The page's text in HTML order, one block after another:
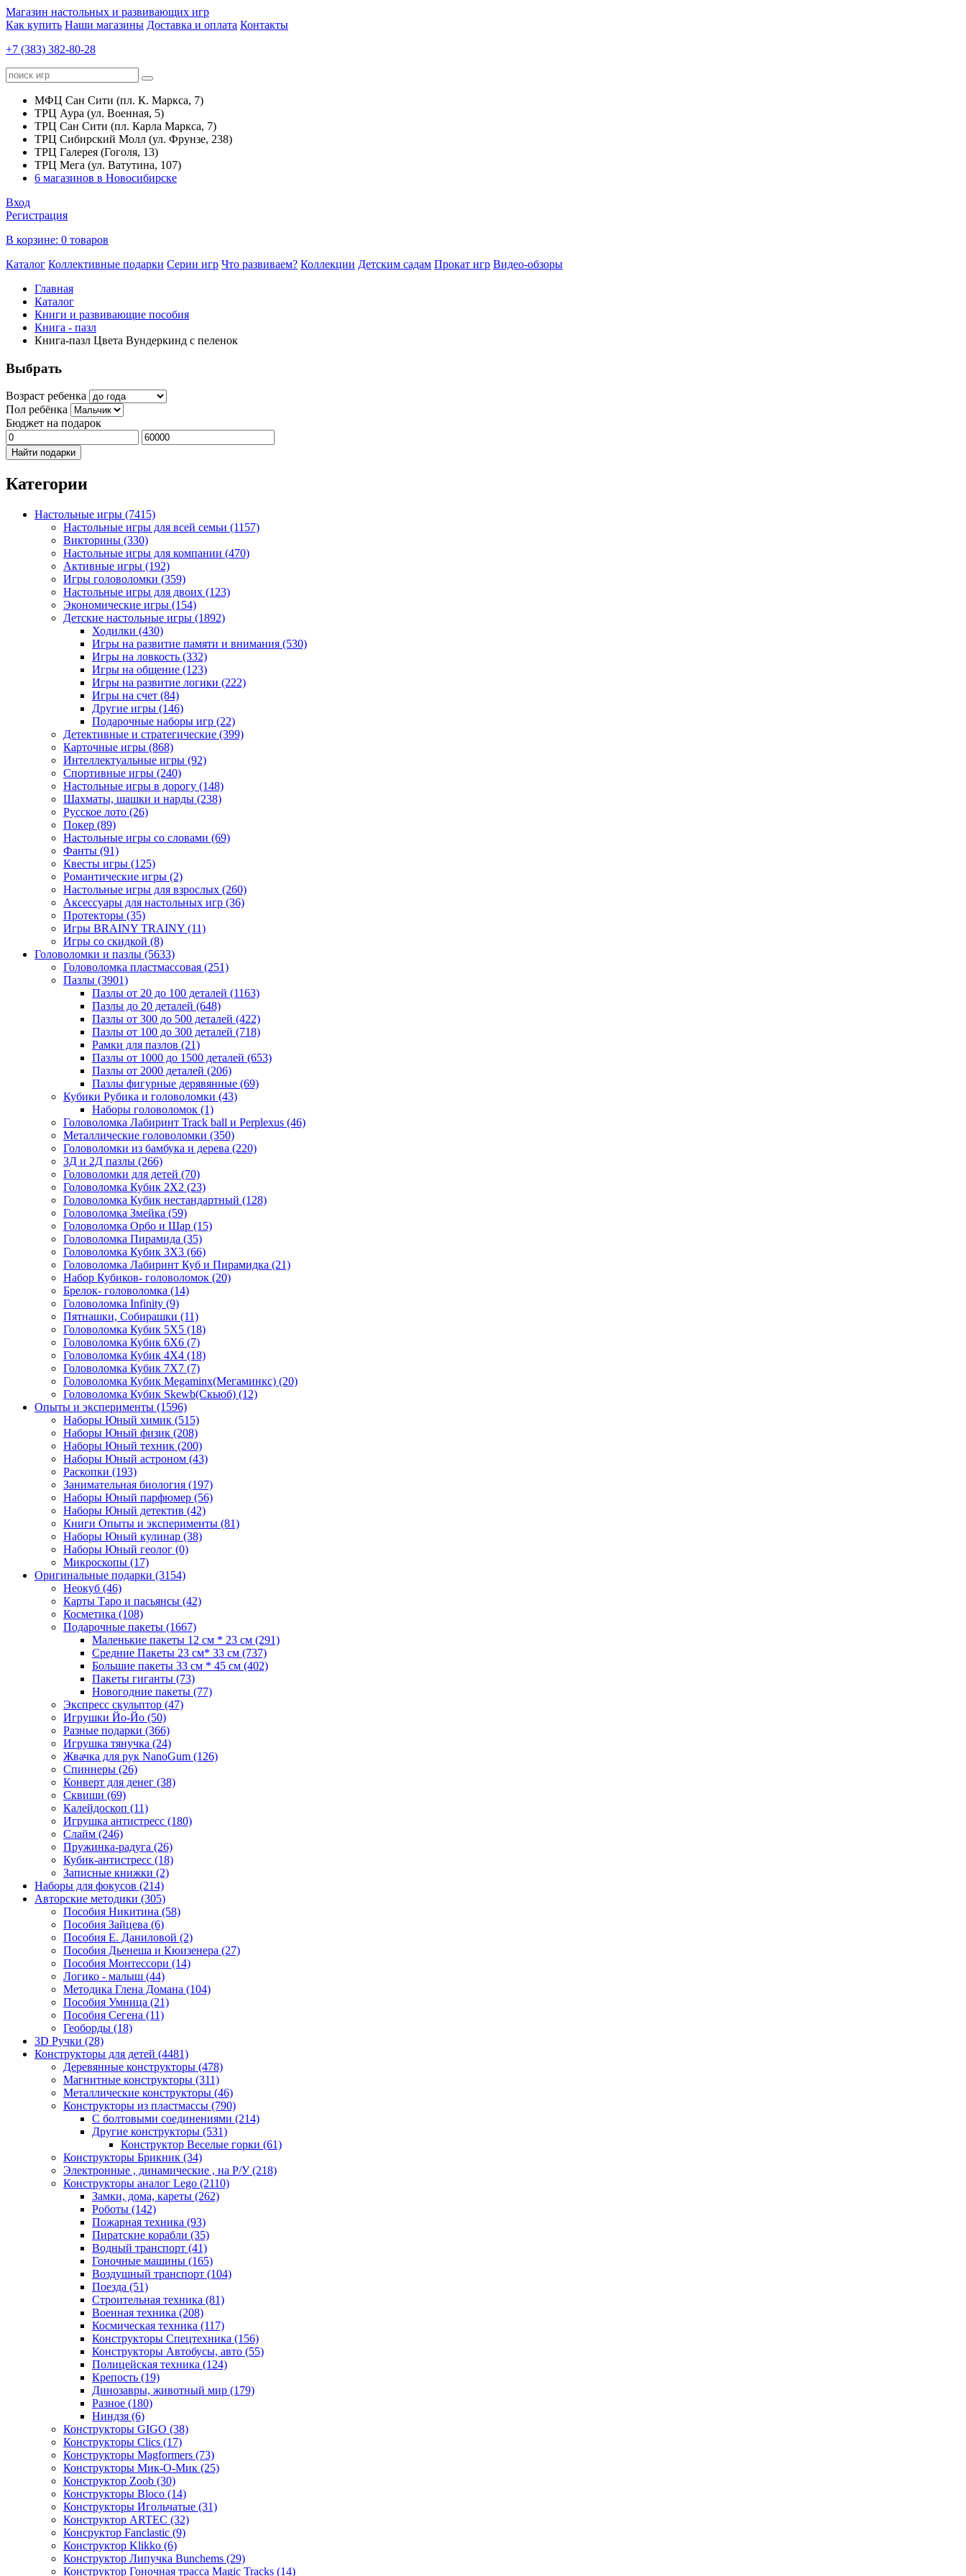
Магазин настольных и развивающих игр
Как купить Наши магазины Доставка и оплата Контакты
+7 (383) 382-80-28
МФЦ Сан Сити (пл. К. Маркса, 7)
ТРЦ Аура (ул. Военная, 5)
ТРЦ Сан Сити (пл. Карла Маркса, 7)
ТРЦ Сибирский Молл (ул. Фрунзе, 238)
ТРЦ Галерея (Гоголя, 13)
ТРЦ Мега (ул. Ватутина, 107)
6 магазинов в Новосибирске
Вход
Регистрация
В корзине: 0 товаров
Каталог Коллективные подарки Серии игр Что развиваем? Коллекции Детским садам Прокат игр Видео-обзоры
Главная
Каталог
Книги и развивающие пособия
Книга - пазл
Книга-пазл Цвета Вундеркинд с пеленок
Выбрать
Возраст ребенка
Пол ребёнка
Бюджет на подарок
Найти подарки
Категории
Настольные игры (7415)
Настольные игры для всей семьи (1157)
Викторины (330)
Настольные игры для компании (470)
Активные игры (192)
Игры головоломки (359)
Настольные игры для двоих (123)
Экономические игры (154)
Детские настольные игры (1892)
Ходилки (430)
Игры на развитие памяти и внимания (530)
Игры на ловкость (332)
Игры на общение (123)
Игры на развитие логики (222)
Игры на счет (84)
Другие игры (146)
Подарочные наборы игр (22)
Детективные и стратегические (399)
Карточные игры (868)
Интеллектуальные игры (92)
Спортивные игры (240)
Настольные игры в дорогу (148)
Шахматы, шашки и нарды (238)
Русское лото (26)
Покер (89)
Настольные игры со словами (69)
Фанты (91)
Квесты игры (125)
Романтические игры (2)
Настольные игры для взрослых (260)
Аксессуары для настольных игр (36)
Протекторы (35)
Игры BRAINY TRAINY (11)
Игры со скидкой (8)
Головоломки и пазлы (5633)
Головоломка пластмассовая (251)
Пазлы (3901)
Пазлы от 20 до 100 деталей (1163)
Пазлы до 20 деталей (648)
Пазлы от 300 до 500 деталей (422)
Пазлы от 100 до 300 деталей (718)
Рамки для пазлов (21)
Пазлы от 1000 до 1500 деталей (653)
Пазлы от 2000 деталей (206)
Пазлы фигурные дерявянные (69)
Кубики Рубика и головоломки (43)
Наборы головоломок (1)
Головоломка Лабиринт Track ball и Perplexus (46)
Металлические головоломки (350)
Головоломки из бамбука и дерева (220)
3Д и 2Д пазлы (266)
Головоломки для детей (70)
Головоломка Кубик 2Х2 (23)
Головоломка Кубик нестандартный (128)
Головоломка Змейка (59)
Головоломка Орбо и Шар (15)
Головоломка Пирамида (35)
Головоломка Кубик 3Х3 (66)
Головоломка Лабиринт Куб и Пирамидка (21)
Набор Кубиков- головоломок (20)
Брелок- головоломка (14)
Головоломка Infinity (9)
Пятнашки, Собирашки (11)
Головоломка Кубик 5Х5 (18)
Головоломка Кубик 6Х6 (7)
Головоломка Кубик 4Х4 (18)
Головоломка Кубик 7Х7 (7)
Головоломка Кубик Megaminx(Мегаминкс) (20)
Головоломка Кубик Skewb(Скьюб) (12)
Опыты и эксперименты (1596)
Наборы Юный химик (515)
Наборы Юный физик (208)
Наборы Юный техник (200)
Наборы Юный астроном (43)
Раскопки (193)
Занимательная биология (197)
Наборы Юный парфюмер (56)
Наборы Юный детектив (42)
Книги Опыты и эксперименты (81)
Наборы Юный кулинар (38)
Наборы Юный геолог (0)
Микроскопы (17)
Оригинальные подарки (3154)
Неокуб (46)
Карты Таро и пасьянсы (42)
Косметика (108)
Подарочные пакеты (1667)
Маленькие пакеты 12 см * 23 см (291)
Средние Пакеты 23 см* 33 см (737)
Большие пакеты 33 см * 45 см (402)
Пакеты гиганты (73)
Новогодние пакеты (77)
Экспресс скульптор (47)
Игрушки Йо-Йо (50)
Разные подарки (366)
Игрушка тянучка (24)
Жвачка для рук NanoGum (126)
Спиннеры (26)
Конверт для денег (38)
Сквиши (69)
Калейдоскоп (11)
Игрушка антистресс (180)
Слайм (246)
Пружинка-радуга (26)
Кубик-антистресс (18)
Записные книжки (2)
Наборы для фокусов (214)
Авторские методики (305)
Пособия Никитина (58)
Пособия Зайцева (6)
Пособия Е. Даниловой (2)
Пособия Дьенеша и Кюизенера (27)
Пособия Монтессори (14)
Логико - малыш (44)
Методика Глена Домана (104)
Пособия Умница (21)
Пособия Сегена (11)
Геоборды (18)
3D Ручки (28)
Конструкторы для детей (4481)
Деревянные конструкторы (478)
Магнитные конструкторы (311)
Металлические конструкторы (46)
Конструкторы из пластмассы (790)
С болтовыми соединениями (214)
Другие конструкторы (531)
Конструктор Веселые горки (61)
Конструкторы Брикник (34)
Электронные , динамические , на Р/У(218)
Конструкторы аналог Lego (2110)
Замки, дома, кареты (262)
Роботы (142)
Пожарная техника (93)
Пиратские корабли (35)
Водный транспорт (41)
Гоночные машины (165)
Воздушный транспорт (104)
Поезда (51)
Строительная техника (81)
Военная техника (208)
Космическая техника (117)
Конструкторы Спецтехника (156)
Конструкторы Автобусы, авто (55)
Полицейская техника (124)
Крепость (19)
Динозавры, животный мир (179)
Разное (180)
Ниндзя (6)
Конструкторы GIGO (38)
Конструкторы Clics (17)
Конструкторы Magformers (73)
Конструкторы Мик-О-Мик (25)
Конструктор Zoob (30)
Конструкторы Bloco (14)
Конструкторы Игольчатые (31)
Конструктор ARTEC (32)
Консруктор Fanclastic (9)
Конструктор Klikko (6)
Конструктор Липучка Bunchems (29)
Конструктор Гоночная трасса Magic Tracks (14)